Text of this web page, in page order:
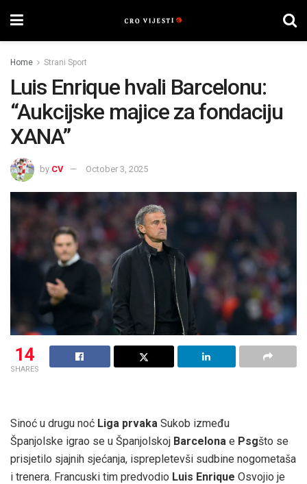
Home Strani Sport
Luis Enrique hvali Barcelonu:
“Aukcijske majice za fondaciju
XANA”
by CV October 3, 2025
14
SHARES
Sinoć u drugu noć Liga prvaka Sukob između
Španjolske igrao se u Španjolskoj Barcelona e Psgšto se
prisjetilo sjajnih sjećanja, isprepletevši sudbine nogometaša
i trenera. Francuski tim predvodio Luis Enrique Osvojio je